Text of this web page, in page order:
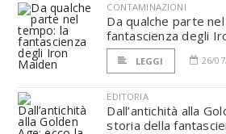
CONTAMINAZIONI
Da qualche parte
fantascienza degli
LEGGI 26/
EDITORIA
Dall’antichità alla
storia della